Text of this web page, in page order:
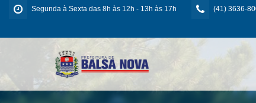
Segunda à Sexta das 8h às 12h - 13h às 17h (41) 3636-